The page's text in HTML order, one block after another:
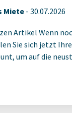
Miete - 30.07.2026
Artikel Wenn
Sie sich jetzt
um auf die